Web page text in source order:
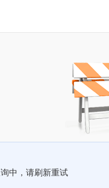
中，请刷新重试